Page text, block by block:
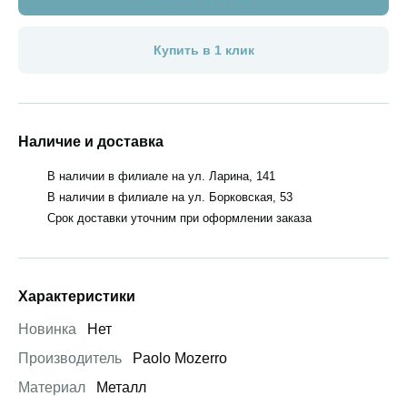
Купить в 1 клик
Наличие и доставка
В наличии в филиале на ул. Ларина, 141
В наличии в филиале на ул. Борковская, 53
Срок доставки уточним при оформлении заказа
Характеристики
Новинка
Нет
Производитель
Paolo Mozerro
Материал
Металл